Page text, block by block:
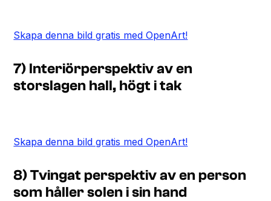
Skapa denna bild gratis med OpenArt!
7) Interiörperspektiv av en
storslagen hall, högt i tak
Skapa denna bild gratis med OpenArt!
8) Tvingat perspektiv av en person
som håller solen i sin hand